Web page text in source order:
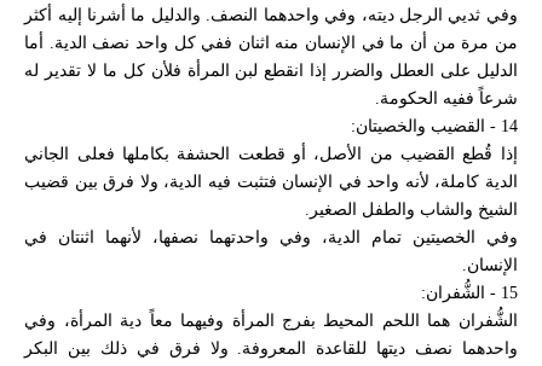
وفي ثديي الرجل ديته، وفي واحدهما النصف. والدليل ما أشرنا إليه أكثر
من مرة من أن ما في الإنسان منه اثنان ففي كل واحد نصف الدية. أما
الدليل على العطل والضرر إذا انقطع لبن المرأة فلأن كل ما لا تقدير له
شرعاً ففيه الحكومة.
14 - القضيب والخصيتان:
إذا قُطع القضيب من الأصل، أو قطعت الحشفة بكاملها فعلى الجاني
الدية كاملة، لأنه واحد في الإنسان فتثبت فيه الدية، ولا فرق بين قضيب
الشيخ والشاب والطفل الصغير.
وفي الخصيتين تمام الدية، وفي واحدتهما نصفها، لأنهما اثنتان في
الإنسان.
15 - الشُّفران:
الشُّفران هما اللحم المحيط بفرج المرأة وفيهما معاً دية المرأة، وفي
واحدهما نصف ديتها للقاعدة المعروفة. ولا فرق في ذلك بين البكر